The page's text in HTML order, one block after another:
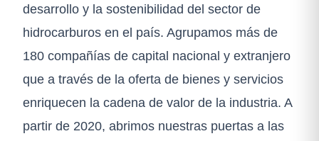
desarrollo y la sostenibilidad del sector de
hidrocarburos en el país. Agrupamos más de
180 compañías de capital nacional y extranjero
que a través de la oferta de bienes y servicios
enriquecen la cadena de valor de la industria. A
partir de 2020, abrimos nuestras puertas a las